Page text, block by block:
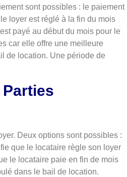
sont possibles : le paiement
loyer est réglé à la fin du mois
payé au début du mois pour le
car elle offre une meilleure
de location. Une période de
Deux options sont possibles :
que le locataire règle son loyer
le locataire paie en fin de mois
dans le bail de location.